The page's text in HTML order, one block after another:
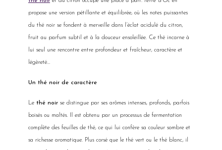
propose une version pétillante et équilibrée, où les notes puissantes
du thé noir se fondent à merveille dans l’éclat acidulé du citron,
fruit au parfum subtil et à la douceur ensoleillée. Ce thé incarne à
lui seul une rencontre entre profondeur et fraîcheur, caractère et
légèreté…
Un thé noir de caractère
Le thé noirse distingue par ses arômes intenses, profonds, parfois
boisés ou maltés. Il est obtenu par un processus de fermentation
complète des feuilles de thé, ce qui lui confère sa couleur sombre et
sa richesse aromatique. Plus corsé que le thé vert ou le thé blanc, il